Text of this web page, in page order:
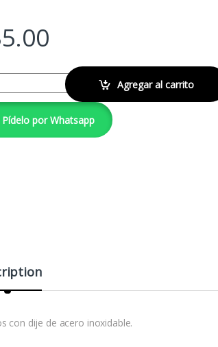
Blue quantity Agregar al carrito
Pídelo por Whatsapp
con dije de acero inoxidable.